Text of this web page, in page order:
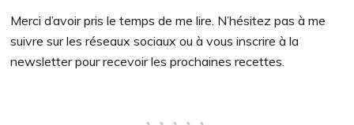
Merci d’avoir pris le temps de me lire. N’hésitez pas à me
suivre sur les réseaux sociaux ou à vous inscrire à la
newsletter pour recevoir les prochaines recettes.